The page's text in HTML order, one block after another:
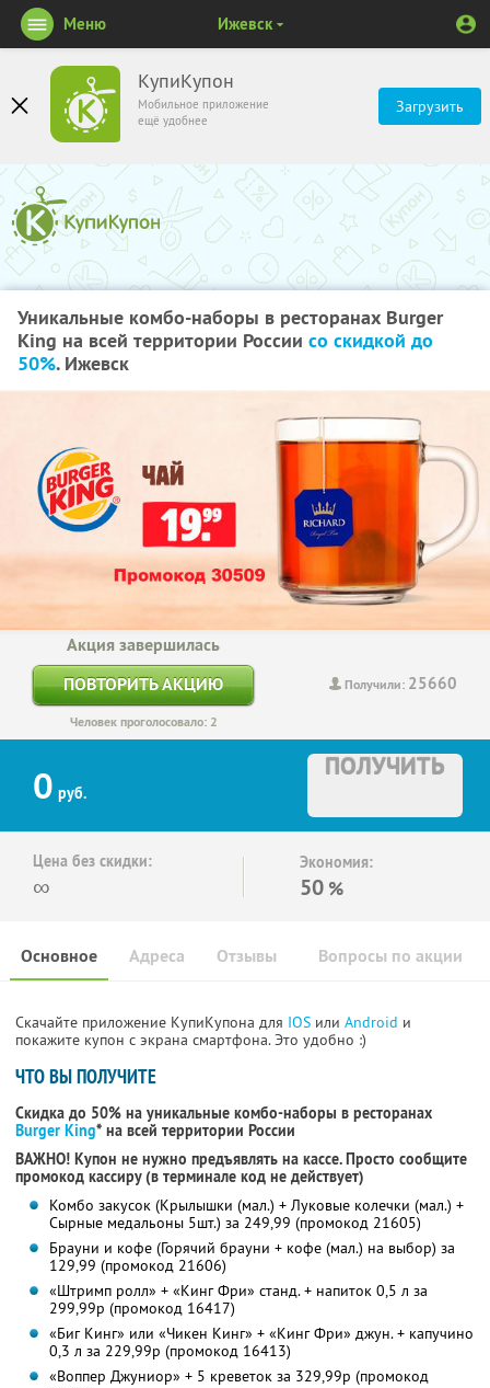
КупиКупон
Мобильное приложение
ещё удобнее
Загрузить
Меню Ижевск
Уникальные комбо-наборы в ресторанах Burger
King на всей территории России со скидкой до
50%. Ижевск
Получили: 25660
Акция завершилась
ПОВТОРИТЬ АКЦИЮ
Человек проголосовало: 2
0 руб.
ПОЛУЧИТЬ
Цена без скидки:
∞
Экономия:
50 %
Основное Отзывы Вопросы по акции
Адреса
Скачайте приложение КупиКупона для IOS или Android и
покажите купон с экрана смартфона. Это удобно :)
ЧТО ВЫ ПОЛУЧИТЕ
Скидка до 50% на уникальные комбо-наборы в ресторанах
Burger King* на всей территории России
ВАЖНО! Купон не нужно предъявлять на кассе. Просто сообщите
промокод кассиру (в терминале код не действует)
Комбо закусок (Крылышки (мал.) + Луковые колечки (мал.) +
Сырные медальоны 5шт.) за 249,99 (промокод 21605)
Брауни и кофе (Горячий брауни + кофе (мал.) на выбор) за
129,99 (промокод 21606)
«Штримп ролл» + «Кинг Фри» станд. + напиток 0,5 л за
299,99р (промокод 16417)
«Биг Кинг» или «Чикен Кинг» + «Кинг Фри» джун. + капучино
0,3 л за 229,99р (промокод 16413)
«Воппер Джуниор» + 5 креветок за 329,99р (промокод